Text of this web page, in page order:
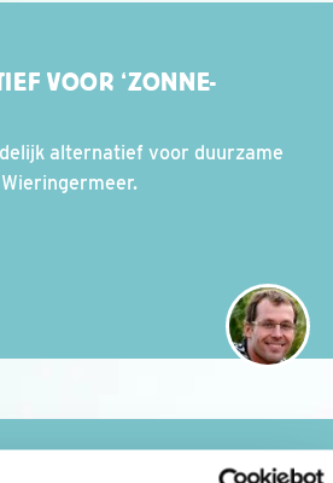
VOOR ‘ZONNE-
alternatief voor duurzame